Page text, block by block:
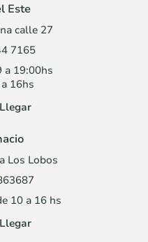
Este
calle 27
7165
a 19:00hs
16hs
Los Lobos
10 a 16 hs